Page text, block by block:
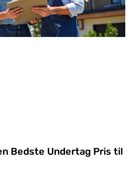
Bedste Undertag Pris til